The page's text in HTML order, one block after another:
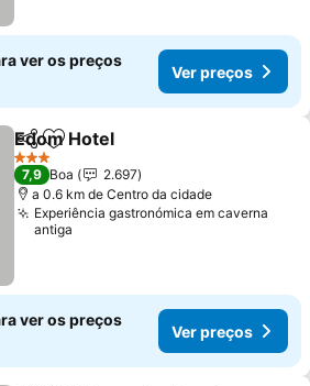
ver os preços
Ver preços
PartilharAdicionar aos favoritos
Edom Hotel
3 Estrelas
7,9 Boa
2.697
a 0.6 km de Centro da cidade
Experiência gastronómica em caverna
antiga
ver os preços
Ver preços